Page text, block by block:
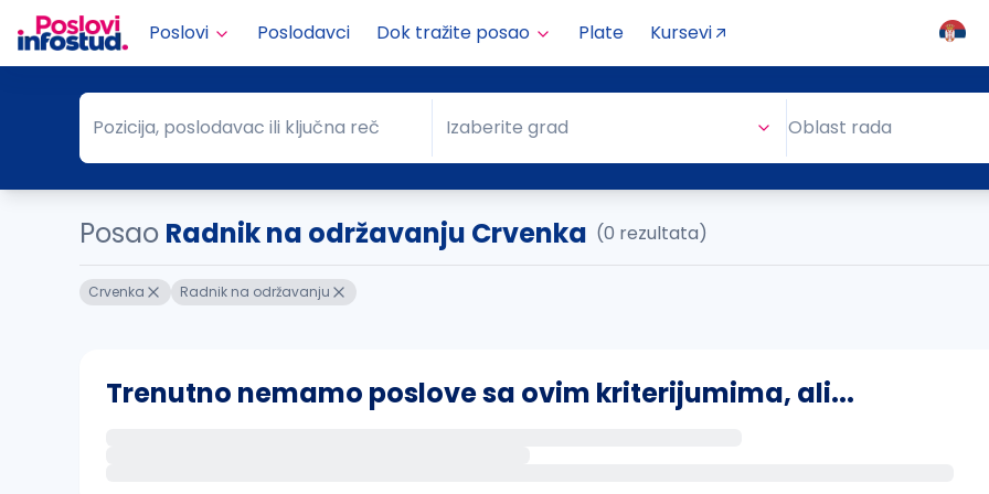
Poslovi Poslodavci Dok tražite posao Plate Kursevi
Pozicija, poslodavac ili ključna reč
Pozicija, poslodavac ili ključna reč Grad
Izaberite grad Oblast rada
Posao Radnik na održavanju Crvenka (0 rezultata)
Crvenka Radnik na održavanju
Trenutno nemamo poslove sa ovim kriterijumima, ali...